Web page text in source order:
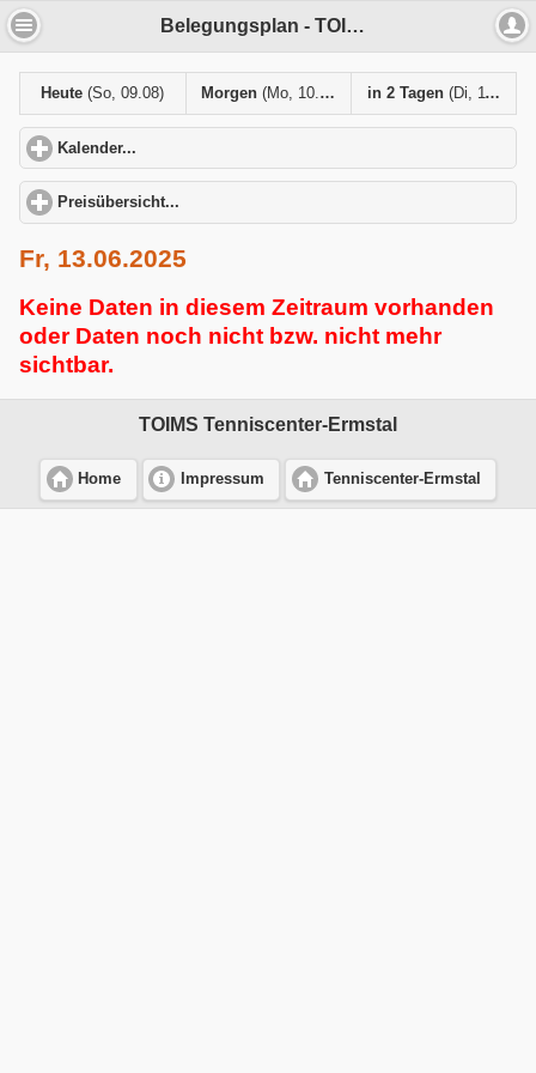
Belegungsplan - TOIMS Tenniscenter-Ermstal
Heute(So, 09.08) Morgen(Mo, 10.08) in 2 Tagen (Di, 11.08)
Kalender...
Preisübersicht...
Fr, 13.06.2025
Keine Daten in diesem Zeitraum vorhanden
oder Daten noch nicht bzw. nicht mehr
sichtbar.
TOIMS Tenniscenter-Ermstal
Home Impressum Tenniscenter-Ermstal